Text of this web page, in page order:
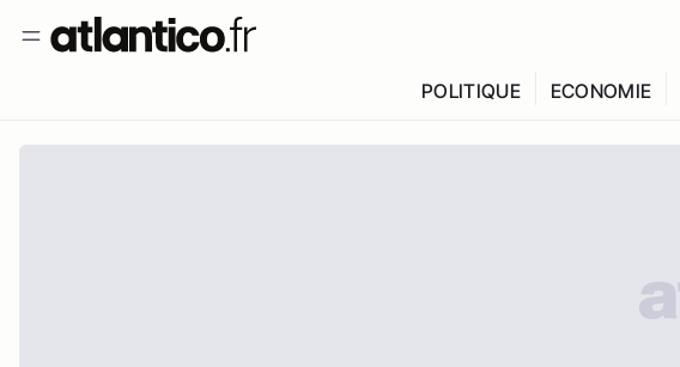
POLITIQUE ECONOMIE